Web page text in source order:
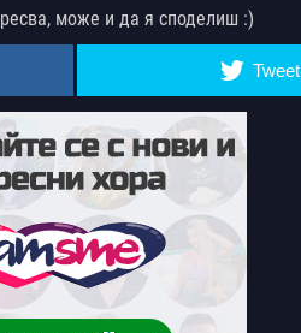
може и да я споделиш :)
Tweet